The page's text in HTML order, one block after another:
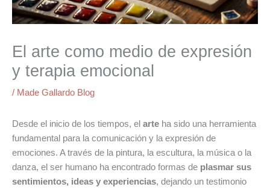
El arte como medio de expresión
y terapia emocional
/ Made Gallardo Blog
Desde el inicio de los tiempos, el arte ha sido una herramienta
fundamental para la comunicación y la expresión de
emociones. A través de la pintura, la escultura, la música o la
danza, el ser humano ha encontrado formas de plasmar sus
sentimientos, ideas y experiencias, dejando un testimonio